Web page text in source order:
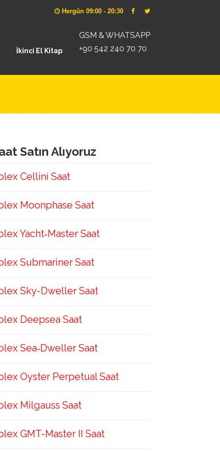
Hergün 09:00 - 20:30
GSM & WHATSAPP
+90 542 240 70 70
İkinci El Kitap
Satın Alıyoruz
Cellini Saat
Moonphase Saat
Yacht‑Master Saat
Submariner Saat
Sky-Dweller Saat
Deepsea Saat
Sea‑Dweller Saat
Oyster Perpetual Saat
Milgauss Saat
GMT-Master II Saat